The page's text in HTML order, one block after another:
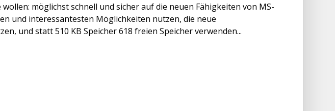
möglichst schnell und sicher auf die neuen Fähigkeiten von MS-
und interessantesten Möglichkeiten nutzen, die neue
und statt 510 KB Speicher 618 freien Speicher verwenden...